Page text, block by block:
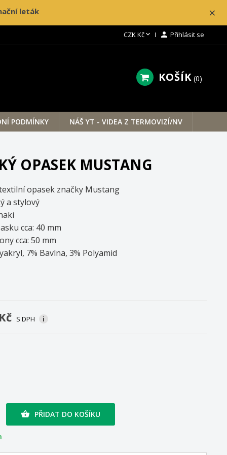
×
leták
CZK Kč  Přihlásit se
KOŠÍK 0
PODMÍNKY NÁŠ YT - VIDEA Z TERMOVIZÍ/NV
OPASEK MUSTANG
opasek značky Mustang
a stylový
cca: 40 mm
cca: 50 mm
7% Bavlna, 3% Polyamid
S DPH i
 PŘIDAT DO KOŠÍKU